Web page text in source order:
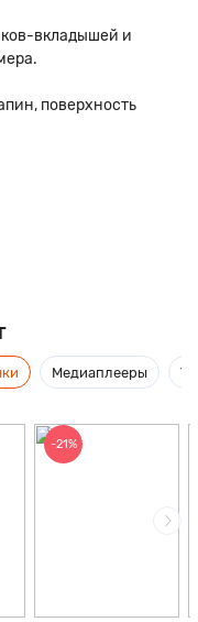
вкладышей и
поверхность
Медиаплееры
-21%